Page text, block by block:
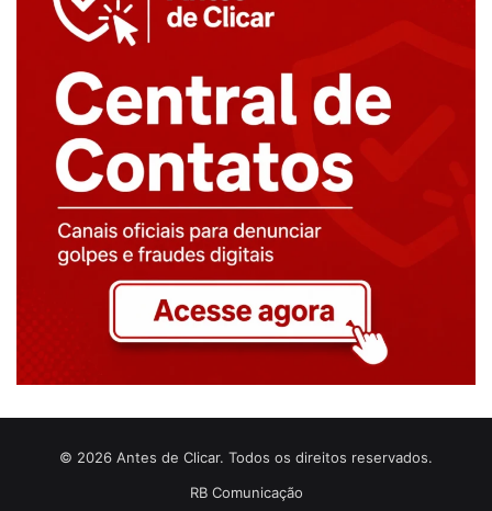
© 2026 Antes de Clicar. Todos os direitos reservados.
RB Comunicação